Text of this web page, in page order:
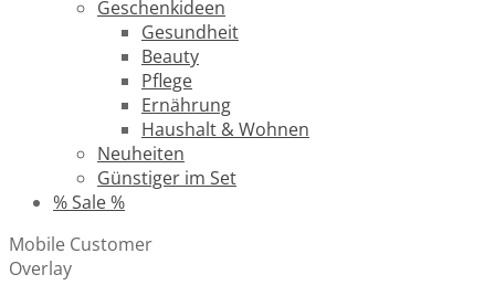
Geschenkideen
Gesundheit
Beauty
Pflege
Ernährung
Haushalt & Wohnen
Neuheiten
Günstiger im Set
% Sale %
Mobile Customer
Overlay